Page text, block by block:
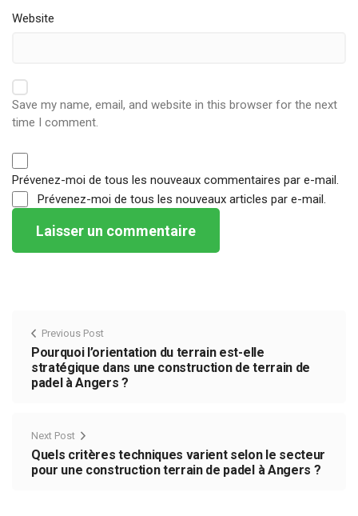
Website
Save my name, email, and website in this browser for the next
time I comment.
Prévenez-moi de tous les nouveaux commentaires par e-mail.
Prévenez-moi de tous les nouveaux articles par e-mail.
Previous Post
Pourquoi l’orientation du terrain est-elle
stratégique dans une construction de terrain de
padel à Angers ?
Next Post
Quels critères techniques varient selon le secteur
pour une construction terrain de padel à Angers ?